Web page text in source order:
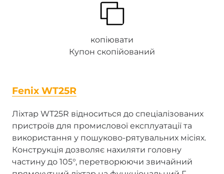
копіювати
Купон скопійований
Fenix WT25R
Ліхтар WT25R відноситься до спеціалізованих
пристроїв для промислової експлуатації та
використання у пошуково-рятувальних місіях.
Конструкція дозволяє нахиляти головну
частину до 105°, перетворюючи звичайний